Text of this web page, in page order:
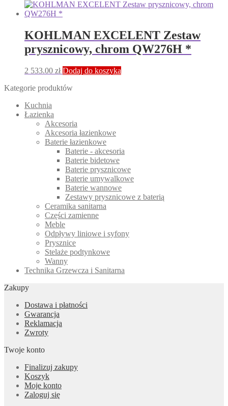
KOHLMAN EXCELENT Zestaw
prysznicowy, chrom QW276H *
2 533.00 zł Dodaj do koszyka
Kategorie produktów
Kuchnia
Łazienka
Akcesoria
Akcesoria łazienkowe
Baterie łazienkowe
Baterie - akcesoria
Baterie bidetowe
Baterie prysznicowe
Baterie umywalkowe
Baterie wannowe
Zestawy prysznicowe z baterią
Ceramika sanitarna
Części zamienne
Meble
Odpływy liniowe i syfony
Prysznice
Stelaże podtynkowe
Wanny
Technika Grzewcza i Sanitarna
Zakupy
Dostawa i płatności
Gwarancja
Reklamacja
Zwroty
Twoje konto
Finalizuj zakupy
Koszyk
Moje konto
Zaloguj się